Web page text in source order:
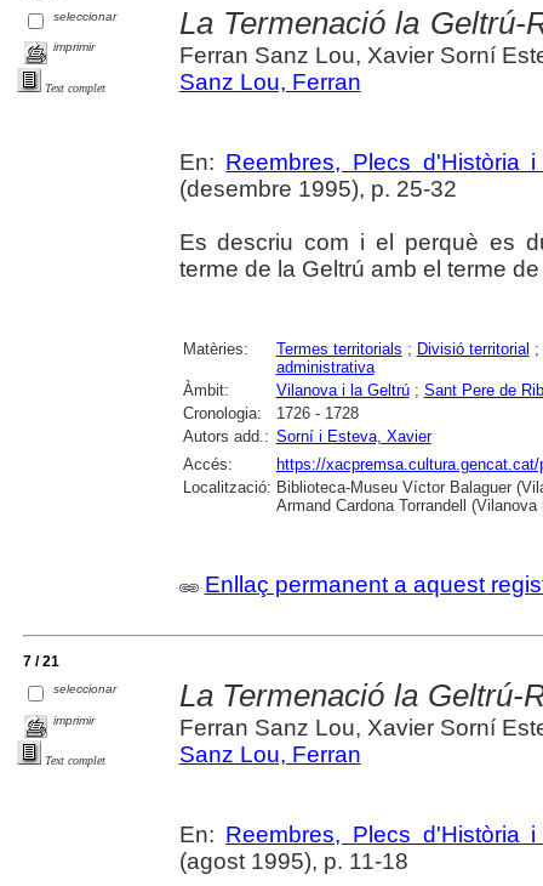
seleccionar
imprimir
Text complet
La Termenació la Geltrú-
Ferran Sanz Lou, Xavier Sorní
Sanz Lou, Ferran
En: Reembres, Plecs d'Història i
(desembre 1995), p. 25-32
Es descriu com i el perquè es
terme de la Geltrú amb el terme
Matèries: Termes territorials ; Divisió territorial ;
administrativa
Àmbit:
Vilanova i la Geltrú; Sant Pere de
Cronologia:
1726 - 1728
Autors add.: Sorní i Esteva, Xavier
Accés:
https://xacpremsa.cultura.gencat.cat/
Localització: Biblioteca-Museu Víctor Balaguer
Armand Cardona Torrandell (Vilanova
Enllaç permanent a aquest
7 / 21
seleccionar
imprimir
Text complet
La Termenació la Geltrú-
Ferran Sanz Lou, Xavier Sorní
Sanz Lou, Ferran
En: Reembres, Plecs d'Història i
(agost 1995), p. 11-18